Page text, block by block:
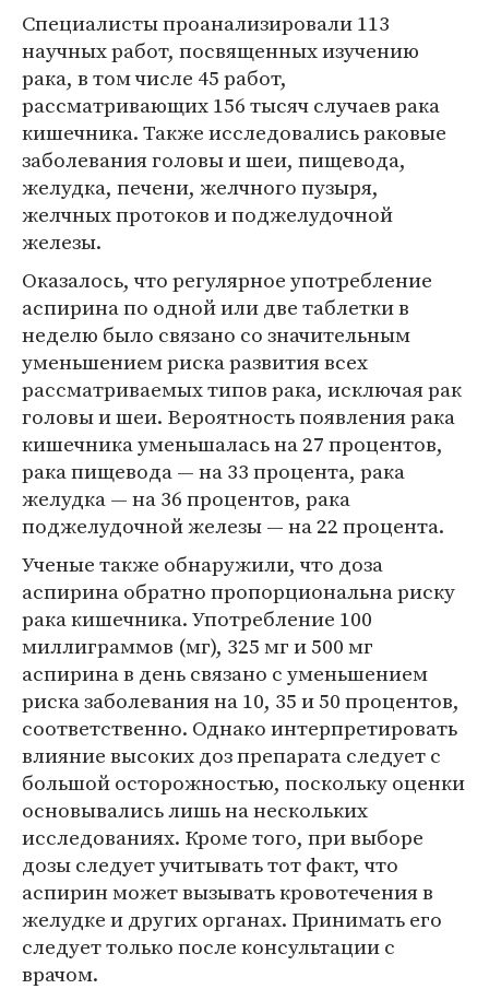
Специалисты проанализировали 113
научных работ, посвященных изучению
рака, в том числе 45 работ,
рассматривающих 156 тысяч случаев рака
кишечника. Также исследовались раковые
заболевания головы и шеи, пищевода,
желудка, печени, желчного пузыря,
желчных протоков и поджелудочной
железы.
Оказалось, что регулярное употребление
аспирина по одной или две таблетки в
неделю было связано со значительным
уменьшением риска развития всех
рассматриваемых типов рака, исключая рак
головы и шеи. Вероятность появления рака
кишечника уменьшалась на 27 процентов,
рака пищевода — на 33 процента, рака
желудка — на 36 процентов, рака
поджелудочной железы — на 22 процента.
Ученые также обнаружили, что доза
аспирина обратно пропорциональна риску
рака кишечника. Употребление 100
миллиграммов (мг), 325 мг и 500 мг
аспирина в день связано с уменьшением
риска заболевания на 10, 35 и 50 процентов,
соответственно. Однако интерпретировать
влияние высоких доз препарата следует с
большой осторожностью, поскольку оценки
основывались лишь на нескольких
исследованиях. Кроме того, при выборе
дозы следует учитывать тот факт, что
аспирин может вызывать кровотечения в
желудке и других органах. Принимать его
следует только после консультации с
врачом.